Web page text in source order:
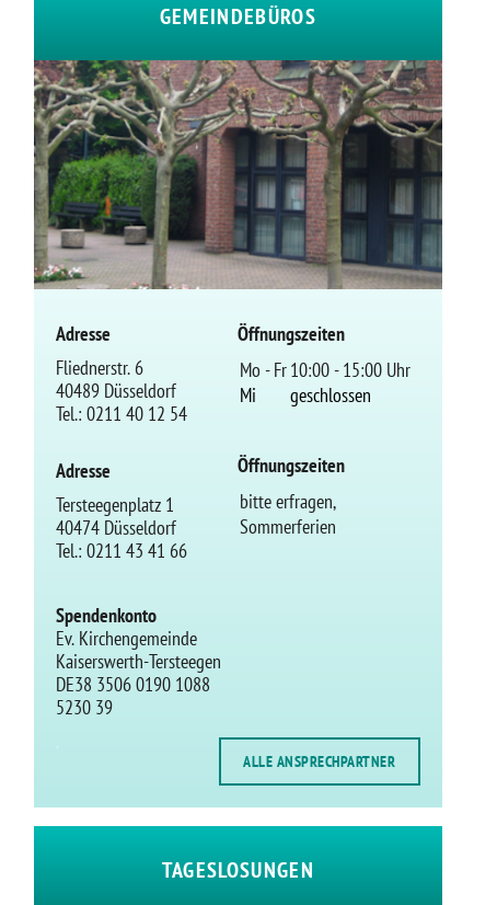
GEMEINDEBÜROS
Adresse
Fliednerstr. 6
40489 Düsseldorf
Tel.: 0211 40 12 54
Adresse
Tersteegenplatz 1
40474 Düsseldorf
Tel.: 0211 43 41 66
Öffnungszeiten
Mo - Fr10:00 - 15:00 Uhr
Mi
geschlossen
Öffnungszeiten
bitte erfragen,
Sommerferien
Spendenkonto
Ev. Kirchengemeinde
Kaiserswerth-Tersteegen
DE38 3506 0190 1088
5230 39
.
ALLE ANSPRECHPARTNER
TAGESLOSUNGEN